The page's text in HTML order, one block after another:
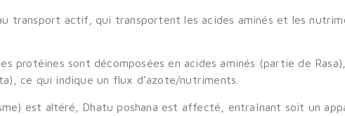
transport actif, qui transportent les acides aminés et les
protéines sont décomposées en acides aminés (partie de
ce qui indique un flux d’azote/nutriments.
est altéré, Dhatu poshana est affecté, entraînant soit un